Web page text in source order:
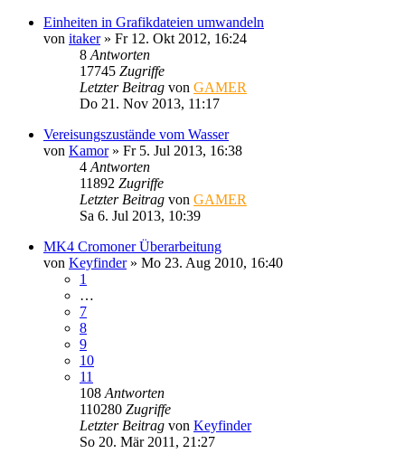
Einheiten in Grafikdateien umwandeln
von itaker» Fr 12. Okt 2012, 16:24
8 Antworten
17745 Zugriffe
Letzter Beitrag von GAMER
Do 21. Nov 2013, 11:17
Vereisungszustände vom Wasser
von Kamor» Fr 5. Jul 2013, 16:38
4 Antworten
11892 Zugriffe
Letzter Beitrag von GAMER
Sa 6. Jul 2013, 10:39
MK4 Cromoner Überarbeitung
von Keyfinder» Mo 23. Aug 2010, 16:40
1
…
7
8
9
10
11
108 Antworten
110280 Zugriffe
Letzter Beitrag von Keyfinder
So 20. Mär 2011, 21:27